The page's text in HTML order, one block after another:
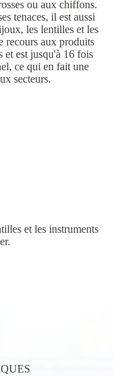
ou aux chiffons.
tenaces, il est aussi
les lentilles et les
recours aux produits
et est jusqu'à 16 fois
ce qui en fait une
secteurs.
et les instruments